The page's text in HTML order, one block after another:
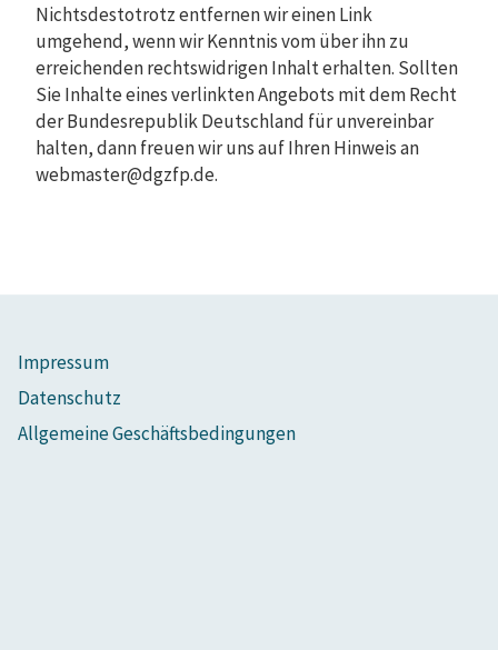
Nichtsdestotrotz entfernen wir einen Link
umgehend, wenn wir Kenntnis vom über ihn zu
erreichenden rechtswidrigen Inhalt erhalten. Sollten
Sie Inhalte eines verlinkten Angebots mit dem Recht
der Bundesrepublik Deutschland für unvereinbar
halten, dann freuen wir uns auf Ihren Hinweis an
webmaster@dgzfp.de.
Impressum
Datenschutz
Allgemeine Geschäftsbedingungen